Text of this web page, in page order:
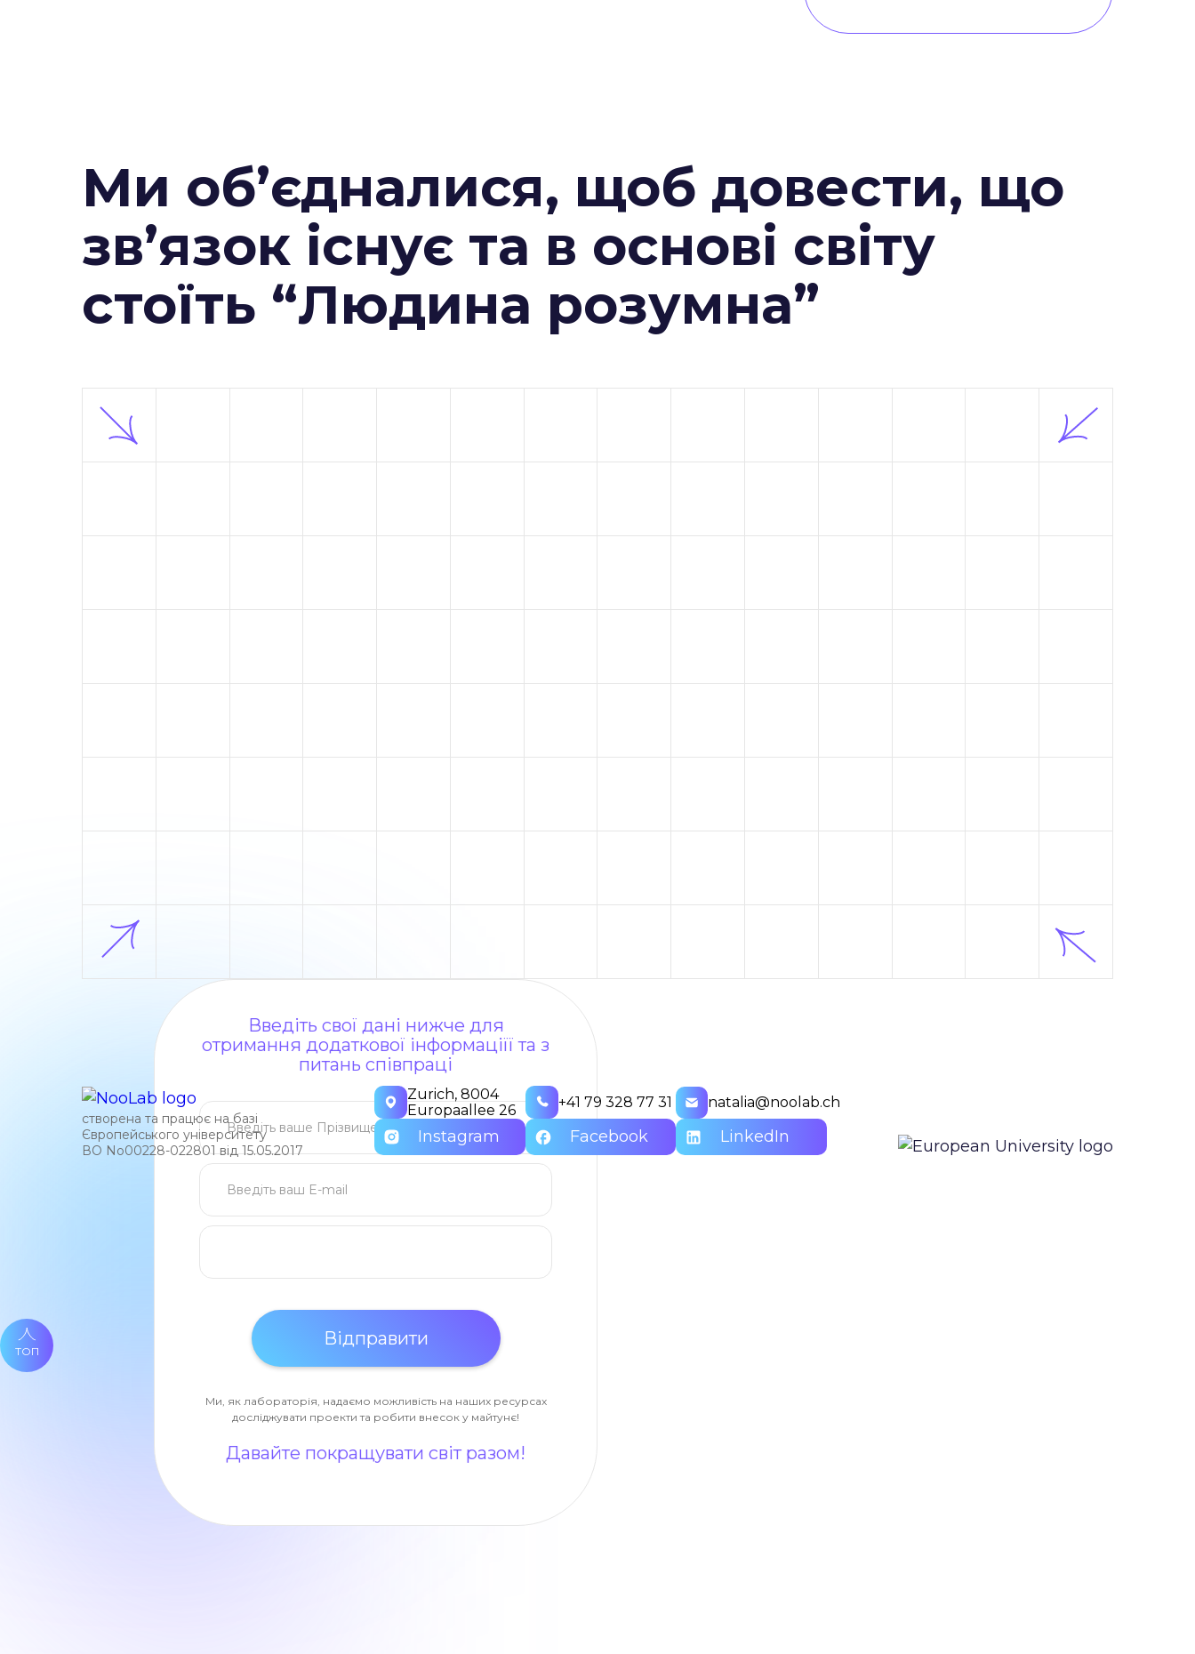
Ми об’єдналися, щоб довести, що
зв’язок існує та в основі світу
стоїть “Людина розумна”
Введіть свої дані нижче для
отримання додаткової інформаціїї та з
питань співпраці
Ми, як лабораторія, надаємо можливість на наших ресурсах
досліджувати проекти та робити внесок у майтунє!
Давайте покращувати світ разом!
створена та працює на базі
Європейського університету
ВО No00228-022801 від 15.05.2017
Zurich, 8004
Europaallee 26
+41 79 328 77 31 natalia@noolab.ch
Instagram Facebook LinkedIn
ТОП